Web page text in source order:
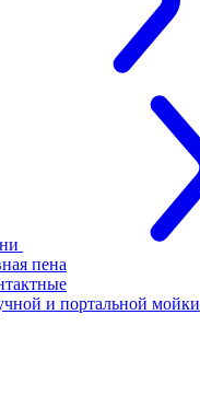
пена
и портальной мойки